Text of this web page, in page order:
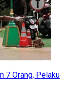
7 Orang, Pelaku